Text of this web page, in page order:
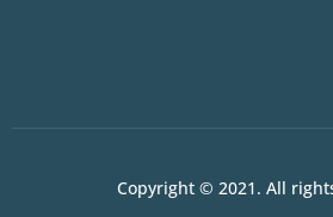
Copyright © 2021. All